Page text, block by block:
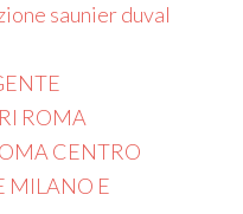
saunier duval
ROMA
CENTRO
MILANO E